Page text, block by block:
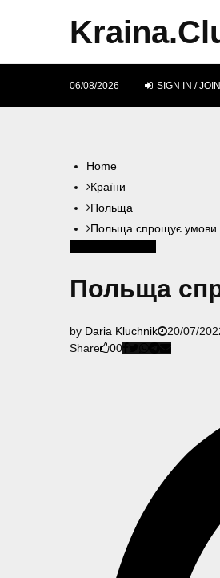
06/08/2026 SIGN IN / JOIN
Home
Країни
Польща
Польща спрощує умови
Польща
by Daria Kluchnik 20/07/
Share
00